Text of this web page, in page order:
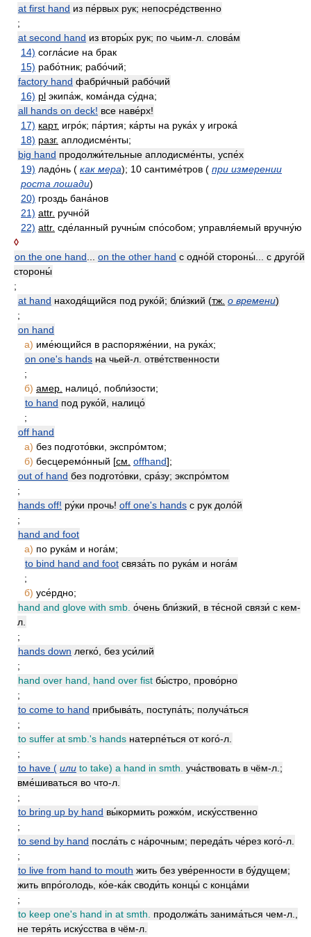
at first hand из пе́рвых рук; непосре́дственно
;
at second hand из вторы́х рук; по чьим-л. слова́м
14) согла́сие на брак
15) рабо́тник; рабо́чий;
factory hand фабри́чный рабо́чий
16) pl экипа́ж, кома́нда су́дна;
all hands on deck! все наве́рх!
17) карт. игро́к; па́ртия; ка́рты на рука́х у игрока́
18) разг. аплодисме́нты;
big hand продолжи́тельные аплодисме́нты, успе́х
19) ладо́нь ( как мера); 10 сантиме́тров ( при измерении
роста лошади)
20) гроздь бана́нов
21) attr. ручно́й
22) attr. сде́ланный ручны́м спо́собом; управля́емый вручну́ю
◊
on the one hand
on the other hand с одно́й стороны́... с друго́й
стороны́
;
at hand находя́щийся под руко́й; бли́зкий (тж. о времени)
;
on hand
а) име́ющийся в распоряже́нии, на рука́х;
on one's hands на чьей-л. отве́тственности
;
б) амер. налицо́, побли́зости;
to hand под руко́й, налицо́
;
off hand
а) без подгото́вки, экспро́мтом;
б) бесцеремо́нный [см. offhand];
out of hand без подгото́вки, сра́зу; экспро́мтом
;
hands off! ру́ки прочь! off one's hands с рук доло́й
;
hand and foot
а) по рука́м и нога́м;
to bind hand and foot связа́ть по рука́м и нога́м
;
б) усе́рдно;
hand and glove with smb. о́чень бли́зкий, в те́сной связи́ с кем-
л.
;
hands down легко́, без уси́лий
;
hand over hand, hand over fist бы́стро, прово́рно
;
to come to hand прибыва́ть, поступа́ть; получа́ться
;
to suffer at smb.'s hands натерпе́ться от кого́-л.
;
to have ( или to take) a hand in smth. уча́ствовать в чём-л.;
вме́шиваться во что-л.
;
to bring up by hand вы́кормить рожко́м, иску́сственно
;
to send by hand посла́ть с на́рочным; переда́ть че́рез кого́-л.
;
to live from hand to mouth жить без уве́ренности в бу́дущем;
жить впро́голодь, ко́е-ка́к своди́ть концы́ с конца́ми
;
to keep one's hand in at smth.
продолжа́ть занима́ться чем-л.,
не теря́ть иску́сства в чём-л.